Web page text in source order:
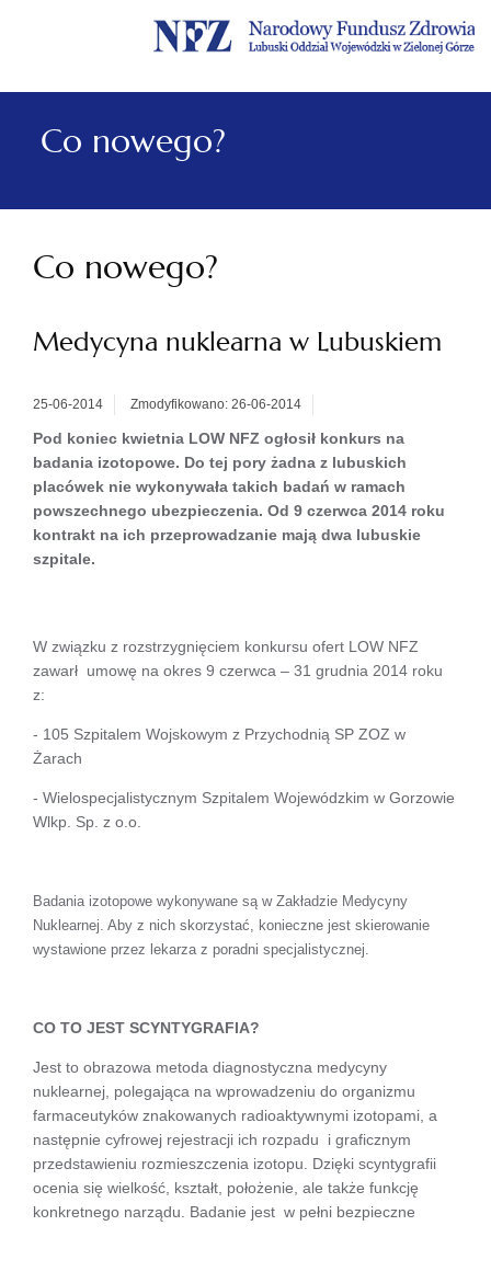
Menu
główne
Menu
lewe
Treść
główna
Szukaj
w
serwisie
Stopka
Co nowego?
Co nowego?
Medycyna nuklearna w Lubuskiem
25-06-2014 Zmodyfikowano: 26-06-2014
Pod koniec kwietnia LOW NFZ ogłosił konkurs na
badania izotopowe. Do tej pory żadna z lubuskich
placówek nie wykonywała takich badań w ramach
powszechnego ubezpieczenia. Od 9 czerwca 2014 roku
kontrakt na ich przeprowadzanie mają dwa lubuskie
szpitale.
W związku z rozstrzygnięciem konkursu ofert LOW NFZ
zawarł umowę na okres 9 czerwca – 31 grudnia 2014 roku
z:
- 105 Szpitalem Wojskowym z Przychodnią SP ZOZ w
Żarach
- Wielospecjalistycznym Szpitalem Wojewódzkim w Gorzowie
Wlkp. Sp. z o.o.
Badania izotopowe wykonywane są w Zakładzie Medycyny
Nuklearnej. Aby z nich skorzystać, konieczne jest skierowanie
wystawione przez lekarza z poradni specjalistycznej.
CO TO JEST SCYNTYGRAFIA?
Jest to obrazowa metoda diagnostyczna medycyny
nuklearnej, polegająca na wprowadzeniu do organizmu
farmaceutyków znakowanych radioaktywnymi izotopami, a
następnie cyfrowej rejestracji ich rozpadu
i graficznym
przedstawieniu rozmieszczenia izotopu. Dzięki scyntygrafii
ocenia się wielkość, kształt, położenie, ale także funkcję
konkretnego narządu. Badanie jest w pełni bezpieczne